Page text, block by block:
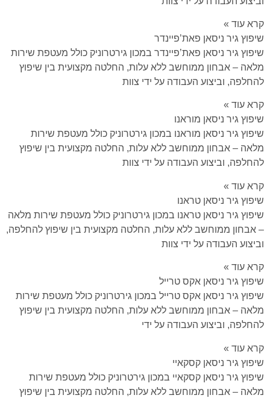
קרא עוד »
שיפוץ גיר ניסאן פאת’פיינדר
שיפוץ גיר ניסאן פאת’פיינדר במכון גירטרוניק כולל מעטפת שירות
מלאה – אבחון ממוחשב ללא עלות, החלטה מקצועית בין שיפוץ
להחלפה, וביצוע העבודה על ידי צוות
קרא עוד »
שיפוץ גיר ניסאן מוראנו
שיפוץ גיר ניסאן מוראנו במכון גירטרוניק כולל מעטפת שירות
מלאה – אבחון ממוחשב ללא עלות, החלטה מקצועית בין שיפוץ
להחלפה, וביצוע העבודה על ידי צוות
קרא עוד »
שיפוץ גיר ניסאן טראנו
שיפוץ גיר ניסאן טראנו במכון גירטרוניק כולל מעטפת שירות מלאה
– אבחון ממוחשב ללא עלות, החלטה מקצועית בין שיפוץ להחלפה,
וביצוע העבודה על ידי צוות
קרא עוד »
שיפוץ גיר ניסאן אקס טרייל
שיפוץ גיר ניסאן אקס טרייל במכון גירטרוניק כולל מעטפת שירות
מלאה – אבחון ממוחשב ללא עלות, החלטה מקצועית בין שיפוץ
להחלפה, וביצוע העבודה על ידי
קרא עוד »
שיפוץ גיר ניסאן קסקאיי
שיפוץ גיר ניסאן קסקאיי במכון גירטרוניק כולל מעטפת שירות
מלאה – אבחון ממוחשב ללא עלות, החלטה מקצועית בין שיפוץ